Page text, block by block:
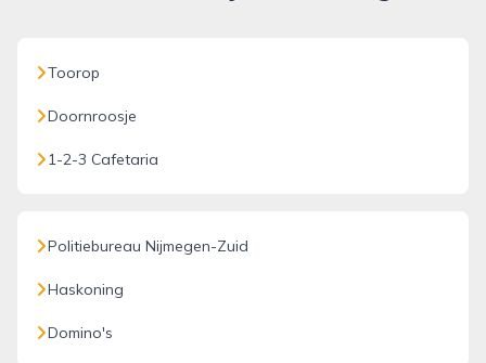
Toorop
Doornroosje
1-2-3 Cafetaria
Politiebureau Nijmegen-Zuid
Haskoning
Domino's